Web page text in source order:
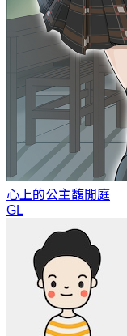
心上的公主馥閒庭
GL